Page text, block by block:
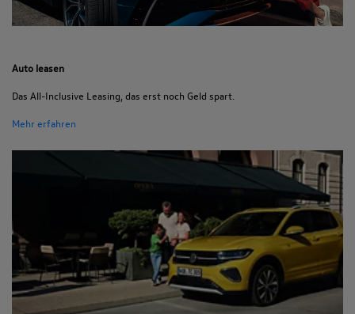
Auto leasen
Das All-Inclusive Leasing, das erst noch Geld spart.
Mehr erfahren